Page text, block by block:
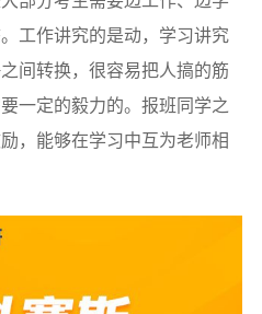
工作讲究的是动，学习讲究
间转换，很容易把人搞的筋
一定的毅力的。报班同学之
，能够在学习中互为老师相